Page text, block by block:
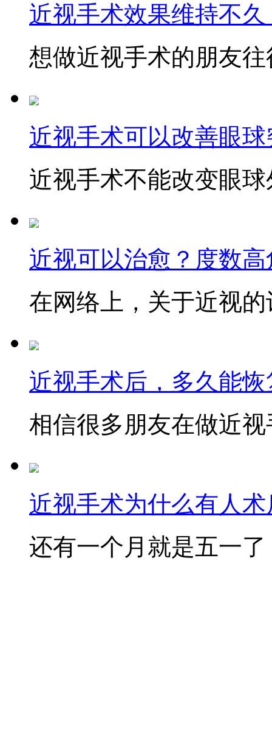
近视手术效果维持不
想做近视手术的朋友
近视手术可以改善眼
近视手术不能改变眼
近视可以治愈？度数
在网络上，关于近视
近视手术后，多久能
相信很多朋友在做近
近视手术为什么有人
还有一个月就是五一